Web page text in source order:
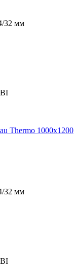
32 мм
Thermo 1000x1200
32 мм